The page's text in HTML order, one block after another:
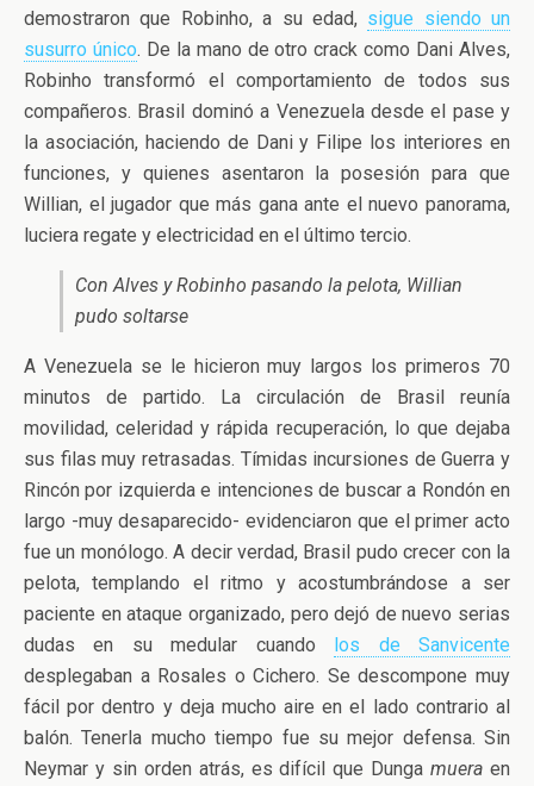
demostraron que Robinho, a su edad, sigue siendo un
susurro único. De la mano de otro crack como Dani Alves,
Robinho transformó el comportamiento de todos sus
compañeros. Brasil dominó a Venezuela desde el pase y
la asociación, haciendo de Dani y Filipe los interiores en
funciones, y quienes asentaron la posesión para que
Willian, el jugador que más gana ante el nuevo panorama,
luciera regate y electricidad en el último tercio.
Con Alves y Robinho pasando la pelota, Willian
pudo soltarse
A Venezuela se le hicieron muy largos los primeros 70
minutos de partido. La circulación de Brasil reunía
movilidad, celeridad y rápida recuperación, lo que dejaba
sus filas muy retrasadas. Tímidas incursiones de Guerra y
Rincón por izquierda e intenciones de buscar a Rondón en
largo -muy desaparecido- evidenciaron que el primer acto
fue un monólogo. A decir verdad, Brasil pudo crecer con la
pelota, templando el ritmo y acostumbrándose a ser
paciente en ataque organizado, pero dejó de nuevo serias
dudas en su medular cuando los de Sanvicente
desplegaban a Rosales o Cichero. Se descompone muy
fácil por dentro y deja mucho aire en el lado contrario al
balón. Tenerla mucho tiempo fue su mejor defensa. Sin
Neymar y sin orden atrás, es difícil que Dungamuera en